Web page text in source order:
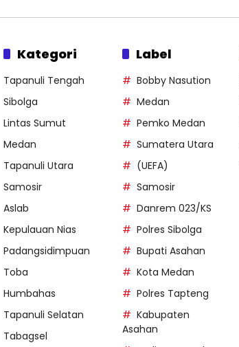
Kategori
Tapanuli Tengah
Sibolga
Lintas Sumut
Medan
Tapanuli Utara
Samosir
Aslab
Kepulauan Nias
Padangsidimpuan
Toba
Humbahas
Tapanuli Selatan
Tabagsel
Label
Bobby Nasution
Medan
Pemko Medan
Sumatera Utara
(UEFA)
Samosir
Danrem 023/KS
Polres Sibolga
Bupati Asahan
Kota Medan
Polres Tapteng
Kabupaten
Asahan